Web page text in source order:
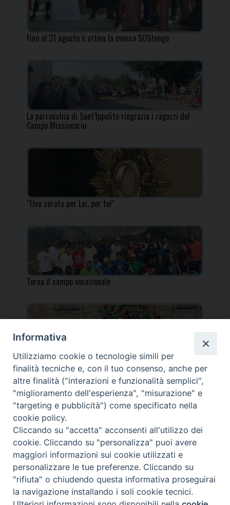
Fino al 31 agosto è attiva la mensa SOStengo
La parrocchia di Sant’Ippolito ringrazia i ragazzi del
Campo Missionario
“Una serata per Lui, per te!”
Torna il campo vocazionale
Torna il Campo Missionario Diocesano
_____________________________________________________
_____________________________
DIOCESI DI FANO FOSSOMBRONE CAGLI PERGOLA | Via Roma,
118 - 61032 FANO (PU) |
Tel. 0721 803737 o 826044 | Cod. Fiscale 90003900413
Note legali| Privacy
© TUTTI I DIRITTI RISERVATI
Informativa
Utilizziamo cookie o tecnologie simili per
finalità tecniche e, con il tuo consenso, anche per
altre finalità ("interazioni e funzionalità semplici",
"miglioramento dell'esperienza", "misurazione" e
"targeting e pubblicità") come specificato nella
cookie policy.
Cliccando su "accetta" acconsenti all'utilizzo dei
cookie. Cliccando su "personalizza" puoi avere
maggiori informazioni sui cookie utilizzati e
personalizzare le tue preferenze. Cliccando su
"rifiuta" o chiudendo questa informativa proseguirai
la navigazione installando i soli cookie tecnici.